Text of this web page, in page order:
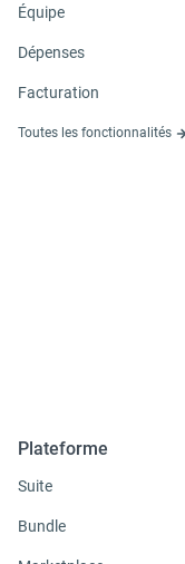
Équipe
Dépenses
Facturation
Toutes les fonctionnalités
Plateforme
Suite
Bundle